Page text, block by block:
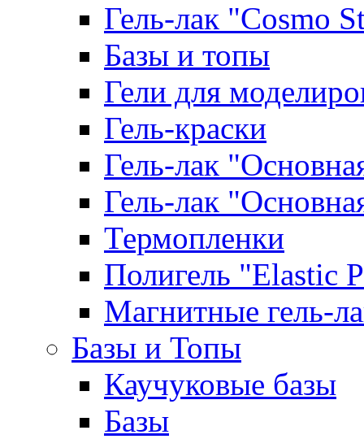
Гель-лак "Cosmo
Базы и топы
Гели для
Гель-краски
Гель-лак
Гель-лак
Термопленки
Полигель "Elastic
Магнитные гель-
Базы и Топы
Каучуковые базы
Базы